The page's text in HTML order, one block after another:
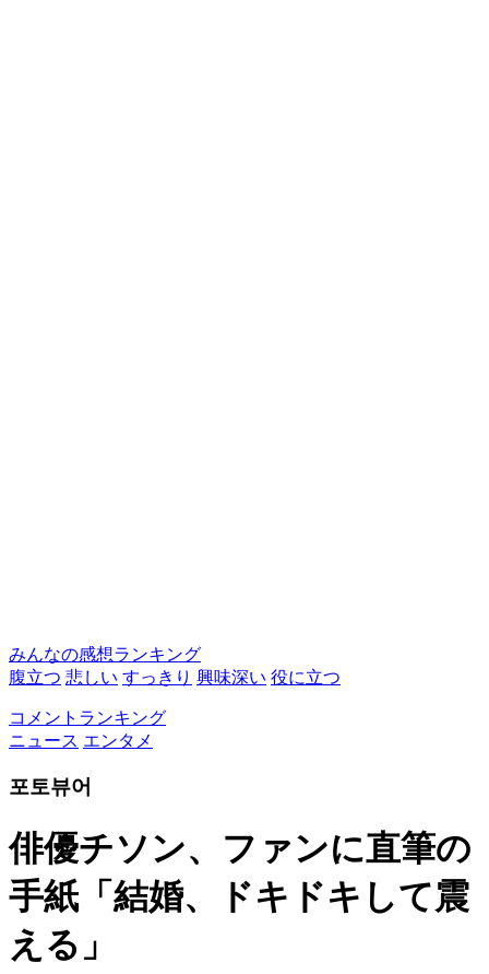
みんなの感想ランキング
腹立つ 悲しい すっきり 興味深い 役に立つ
コメントランキング
ニュース エンタメ
포토뷰어
俳優チソン、ファンに直筆の
手紙「結婚、ドキドキして震
える」